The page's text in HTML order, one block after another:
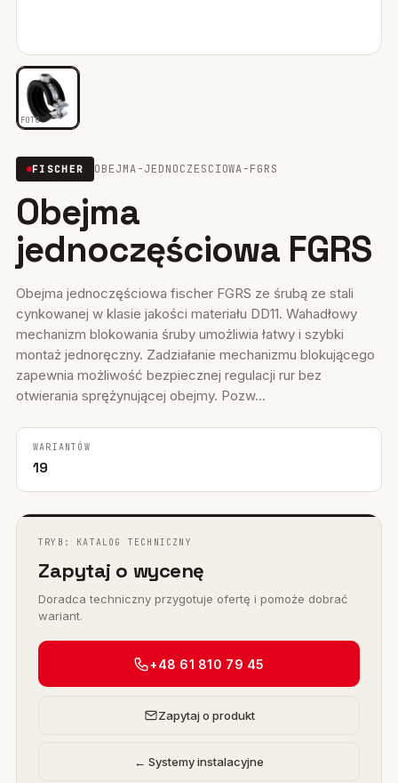
Mocowania do rusztowań
Wiertła i narzędzia
Mocowania elektryczne
Wkręty
Firestop 17
Systemy fasadowe
FOTO
FISCHER OBEJMA-JEDNOCZESCIOWA-FGRS
Obejma
jednoczęściowa FGRS
Obejma jednoczęściowa fischer FGRS ze śrubą ze stali
cynkowanej w klasie jakości materiału DD11. Wahadłowy
mechanizm blokowania śruby umożliwia łatwy i szybki
montaż jednoręczny. Zadziałanie mechanizmu blokującego
zapewnia możliwość bezpiecznej regulacji rur bez
otwierania sprężynującej obejmy. Pozw...
WARIANTÓW
19
TRYB: KATALOG TECHNICZNY
Zapytaj o wycenę
Doradca techniczny przygotuje ofertę i pomoże dobrać
wariant.
+48 61 810 79 45
Zapytaj o produkt
← Systemy instalacyjne